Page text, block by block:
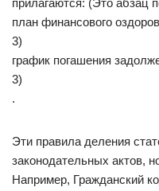
прилагаются: (Это абзац
план финансового
3)
график погашения
3)
.
Эти правила деления
законодательных актов,
Например, Гражданский